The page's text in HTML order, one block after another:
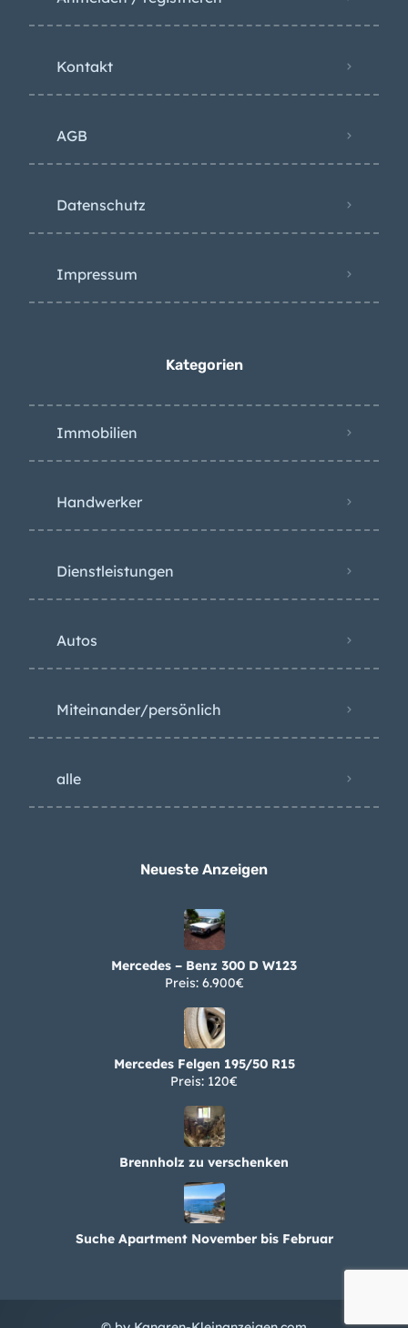
Kontakt
AGB
Datenschutz
Impressum
Kategorien
Immobilien
Handwerker
Dienstleistungen
Autos
Miteinander/persönlich
alle
Neueste Anzeigen
Mercedes – Benz 300 D W123
Preis: 6.900€
Mercedes Felgen 195/50 R15
Preis: 120€
Brennholz zu verschenken
Suche Apartment November bis Februar